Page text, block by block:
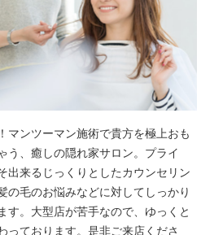
マンツーマン施術で貴方を極上おも
う、癒しの隠れ家サロン。プライ
出来るじっくりとしたカウンセリン
の毛のお悩みなどに対してしっかり
す。大型店が苦手なので、ゆっくと
っております。是非ご来店くださ